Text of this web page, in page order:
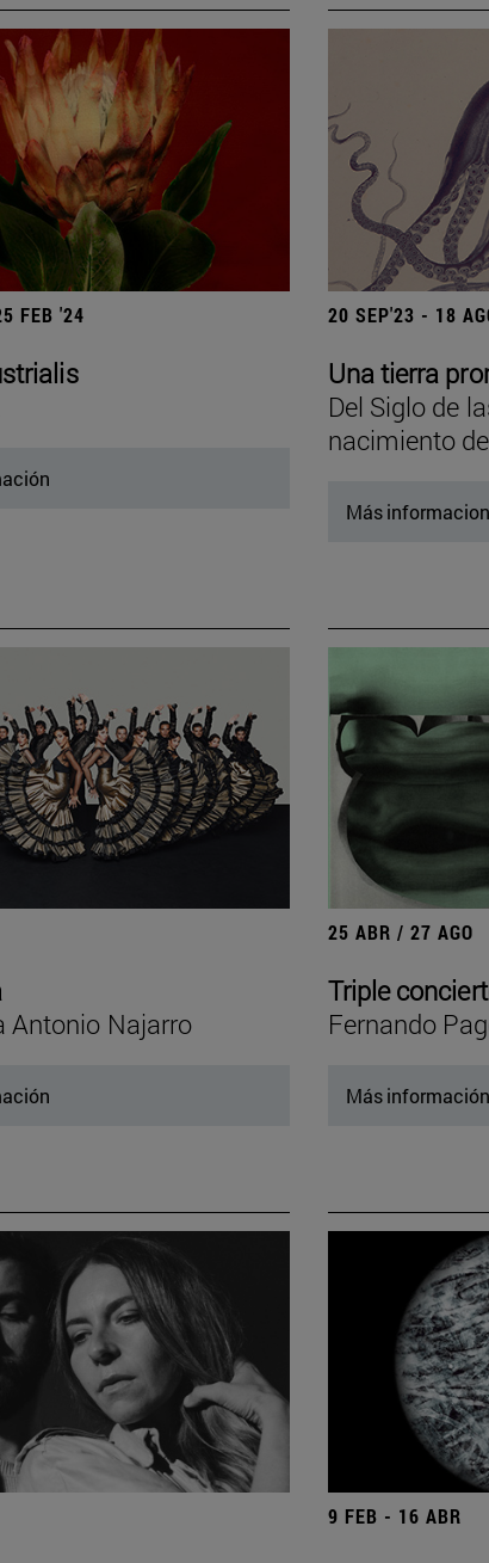
FEB '24 20 SEP'23 - 18
Una tierra
Del Siglo de
nacimiento
Más informacion
Antonio Najarro
25 ABR / 27 AGO
Triple
Fernando
Más información
9 FEB - 16 ABR